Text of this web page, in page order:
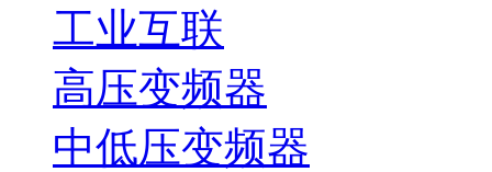
工业互联
高压变频器
中低压变频器